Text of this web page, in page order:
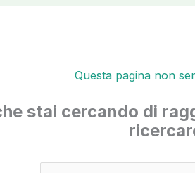
Questa pagina non
stai cercando di